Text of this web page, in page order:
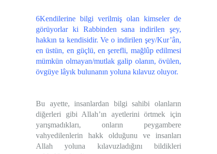
6Kendilerine bilgi verilmiş olan kimseler de
görüyorlar ki Rabbinden sana indirilen şey,
hakkın ta kendisidir. Ve o indirilen şey/Kur’ân,
en üstün, en güçlü, en şerefli, mağlûp edilmesi
mümkün olmayan/mutlak galip olanın, övülen,
övgüye lâyık bulunanın yoluna kılavuz oluyor.
Bu ayette, insanlardan bilgi sahibi olanların
diğerleri gibi Allah’ın ayetlerini örtmek için
yarışmadıkları, onların peygambere
vahyedilenlerin hakk olduğunu ve insanları
Allah yoluna kılavuzladığını bildikleri